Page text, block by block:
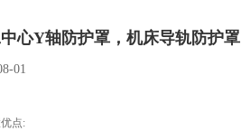
心Y轴防护罩，机床导轨防护罩
01
点: